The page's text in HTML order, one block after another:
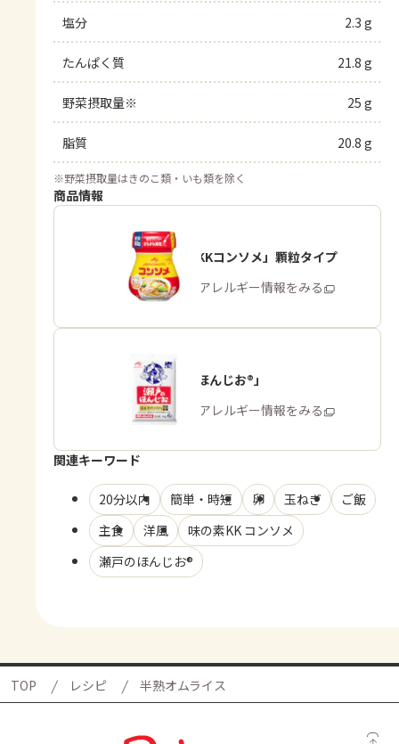
塩分 2.3 g
たんぱく質 21.8 g
野菜摂取量※ 25 g
脂質 20.8 g
※野菜摂取量はきのこ類・いも類を除く
商品情報
「味の素KKコンソメ」顆粒タイプ
商品・アレルギー情報をみる
「瀬戸のほんじお®」
商品・アレルギー情報をみる
関連キーワード
20分以内 簡単・時短 卵 玉ねぎ
ご飯
主食
洋風
味の素KK コンソメ
瀬戸のほんじお®
TOP レシピ 半熟オムライス